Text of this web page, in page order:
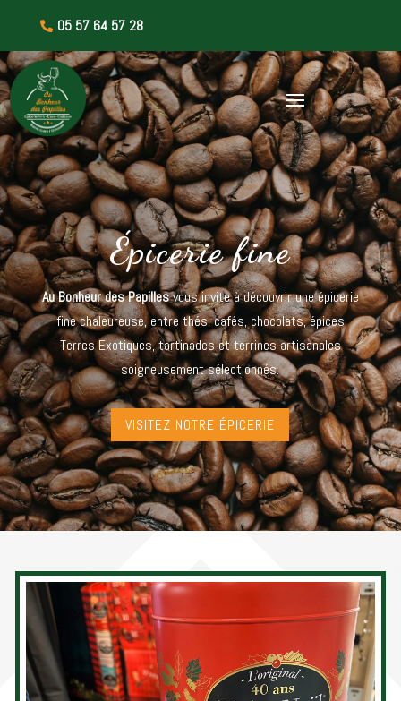
 05 57 64 57 28
Épicerie fine
Au Bonheur des Papillesvous invite à découvrir une épicerie
fine chaleureuse, entre thés, cafés, chocolats, épices
Terres Exotiques, tartinades et terrines artisanales
soigneusement sélectionnés.
VISITEZ NOTRE ÉPICERIE